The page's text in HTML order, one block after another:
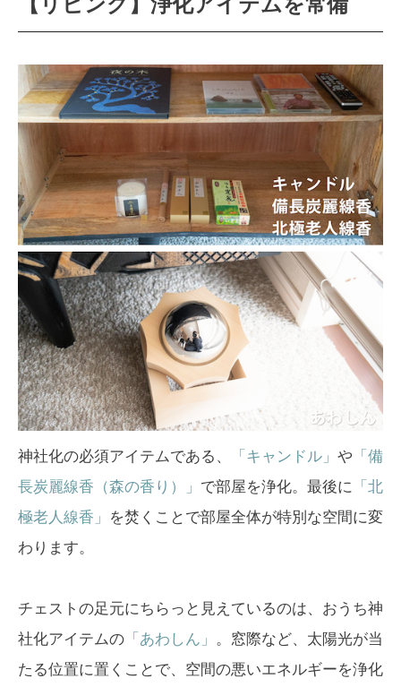
神社化の必須アイテムである、 「キャンドル」 や 「備
長炭麗線香（森の香り）」 で部屋を浄化。最後に 「北
極老人線香」 を焚くことで部屋全体が特別な空間に変
わります。
チェストの足元にちらっと見えているのは、おうち神
社化アイテムの 「あわしん」 。窓際など、太陽光が当
たる位置に置くことで、空間の悪いエネルギーを浄化